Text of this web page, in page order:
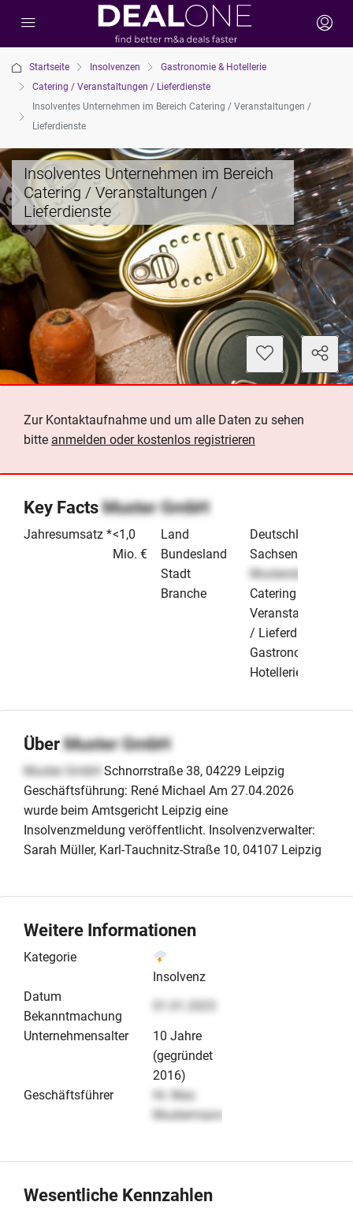
Startseite Insolvenzen
Gastronomie & Hotellerie
Catering / Veranstaltungen / Lieferdienste
Insolventes Unternehmen im Bereich Catering / Veranstaltungen /
Lieferdienste
Insolventes Unternehmen im Bereich
Catering / Veranstaltungen /
Lieferdienste
Zur Kontaktaufnahme und um alle Daten zu sehen
bitte anmelden oder kostenlos registrieren
Key FactsMuster GmbH
Jahresumsatz *<1,0
Mio. €
Land
Deutschland
Bundesland
Sachsen
Stadt
Musterstadt
Branche
Catering /
Veranstaltungen
/ Lieferdienste
Gastronomie &
Hotellerie
ÜberMuster GmbH
Muster GmbH Schnorrstraße 38, 04229 Leipzig
Geschäftsführung: René Michael Am 27.04.2026
wurde beim Amtsgericht Leipzig eine
Insolvenzmeldung veröffentlicht. Insolvenzverwalter:
Sarah Müller, Karl-Tauchnitz-Straße 10, 04107 Leipzig
Weitere Informationen
Kategorie
Insolvenz
Datum
Bekanntmachung
Unternehmensalter
10 Jahre
(gegründet
2016)
Geschäftsführer
Hr. Max
Mustermann
Wesentliche Kennzahlen